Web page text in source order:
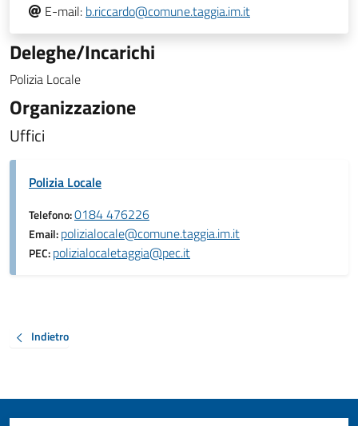
E-mail: b.riccardo@comune.taggia.im.it
Deleghe/Incarichi
Polizia Locale
Organizzazione
Uffici
Polizia Locale
Telefono:0184 476226
Email:polizialocale@comune.taggia.im.it
PEC:polizialocaletaggia@pec.it
Indietro